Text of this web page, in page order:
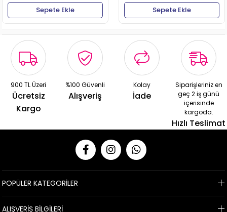
Sepete Ekle Sepete Ekle
900 TL Üzeri
Ücretsiz
Kargo
%100 Güvenli
Alışveriş
Kolay
İade
Siparişleriniz en
geç 2 iş günü
içerisinde
kargoda.
Hızlı Teslimat
POPÜLER KATEGORİLER
ALIŞVERİŞ BİLGİLERİ